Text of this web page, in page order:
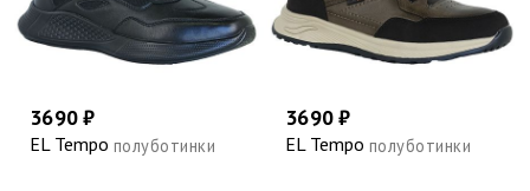
3690 ₽
EL Tempo полуботинки
3690 ₽
EL Tempo полуботинки